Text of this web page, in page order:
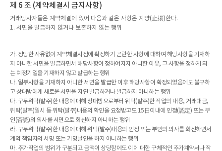
제 6 조 (계약체결시 금지사항)
거래당사자들은 계약체결에 있어 다음과 같은 사항은 지양(止揚)한다.
1. 서면을 발급하지 않거나 보존하지 않는 행위
가. 정당한 사유없이 계약체결시점에 확정하기 곤란한 사항에 대하여 해당사항을 기재하
지 아니한 서면을 발급하면서 해당사항이 정하여지지 아니한 이유, 그 사항을 정하게 되
는 예정기일을 기재하지 않고 발급하는 행위
나. 일부사항을 기재하지 아니한 서면을 발급한 이후 해당사항이 확정되었음에도 불구하
고 상대방에게 새로운 서면을 지연 발급하거나 발급하지 아니하는 행위
다. 구두위탁(발주)한 내용에 대해 상대방으로부터 위탁(발주)한 작업의 내용, 거래대금,
위탁(발주)일시 등 위탁(발주)내용의 확인을 요청받고도 15日이내에 인정(認定) 또는 부
인(否認)의 의사를 서면으로 회신하지 아니하는 행위
라. 구두위탁(발주)한 내용에 대해 위탁(발주)내용의 인정 또는 부인의 의사를 회신하면서
계약 책임자의 서명 또는 기명날인을 하지 아니하는 행위
마. 추가작업의 범위가 구분되고 금액이 상당함에도 이에 대한 구체적인 추가계약서나 작